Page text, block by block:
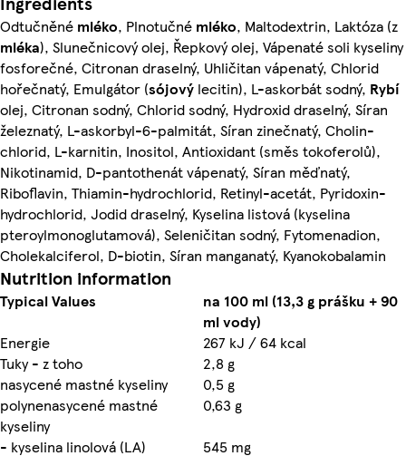
Odtučněné mléko, Plnotučné mléko, Maltodextrin, Laktóza (z
mléka), Slunečnicový olej, Řepkový olej, Vápenaté soli kyseliny
fosforečné, Citronan draselný, Uhličitan vápenatý, Chlorid
hořečnatý, Emulgátor (sójový lecitin), L-askorbát sodný, Rybí
olej, Citronan sodný, Chlorid sodný, Hydroxid draselný, Síran
železnatý, L-askorbyl-6-palmitát, Síran zinečnatý, Cholin-
chlorid, L-karnitin, Inositol, Antioxidant (směs tokoferolů),
Nikotinamid, D-pantothenát vápenatý, Síran měďnatý,
Riboflavin, Thiamin-hydrochlorid, Retinyl-acetát, Pyridoxin-
hydrochlorid, Jodid draselný, Kyselina listová (kyselina
pteroylmonoglutamová), Seleničitan sodný, Fytomenadion,
Cholekalciferol, D-biotin, Síran manganatý, Kyanokobalamin
Nutrition information
Typical Values
na 100 ml (13,3 g prášku + 90
ml vody)
Energie
267 kJ / 64 kcal
Tuky - z toho
2,8 g
nasycené mastné kyseliny
0,5 g
polynenasycené mastné
kyseliny
0,63 g
- kyselina linolová (LA)
545 mg